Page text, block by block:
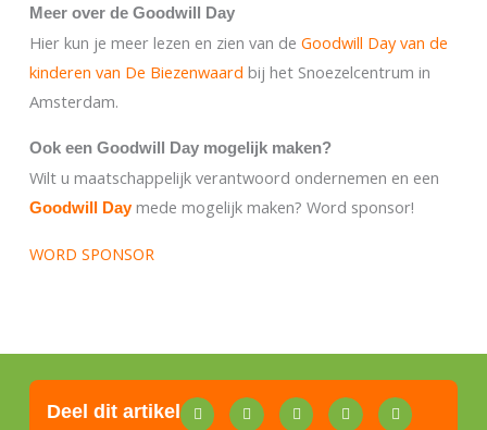
Meer over de Goodwill Day
Hier kun je meer lezen en zien van de Goodwill Day van de
kinderen van De Biezenwaard bij het Snoezelcentrum in
Amsterdam.
Ook een Goodwill Day mogelijk maken?
Wilt u maatschappelijk verantwoord ondernemen en een
Goodwill Day mede mogelijk maken? Word sponsor!
WORD SPONSOR
Deel dit artikel